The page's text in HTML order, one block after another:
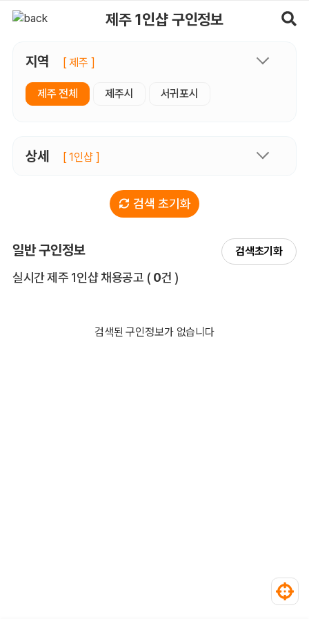
제주 1인샵 구인정보
지역 [ 제주 ]
제주 전체 제주시 서귀포시
상세 [ 1인샵 ]
검색 초기화
일반 구인정보 검색초기화
실시간 제주 1인샵 채용공고 전체 목록
( 0건 )
검색된 구인정보가 없습니다